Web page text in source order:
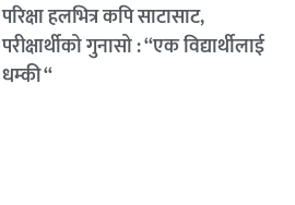
परिक्षा हलभित्र कपि साटासाट,
परीक्षार्थीको गुनासो : “एक विद्यार्थीलाई
धम्की “